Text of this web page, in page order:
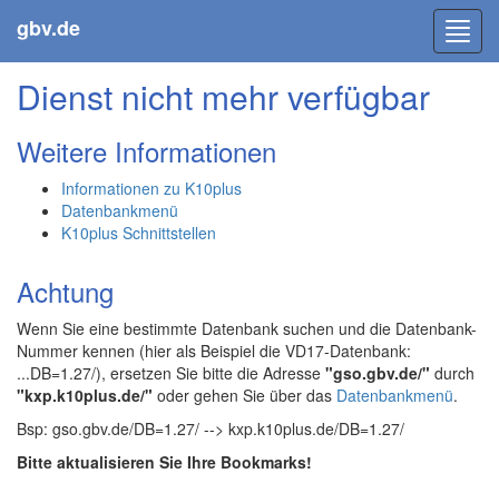
gbv.de
Dienst nicht mehr verfügbar
Weitere Informationen
Informationen zu K10plus
Datenbankmenü
K10plus Schnittstellen
Achtung
Wenn Sie eine bestimmte Datenbank suchen und die Datenbank-
Nummer kennen (hier als Beispiel die VD17-Datenbank:
...DB=1.27/), ersetzen Sie bitte die Adresse "gso.gbv.de/" durch
"kxp.k10plus.de/" oder gehen Sie über das Datenbankmenü.
Bsp: gso.gbv.de/DB=1.27/ --> kxp.k10plus.de/DB=1.27/
Bitte aktualisieren Sie Ihre Bookmarks!